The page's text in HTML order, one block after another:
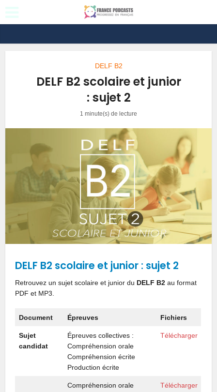
DELF B2
DELF B2 scolaire et junior
: sujet 2
1 minute(s) de lecture
DELF B2 scolaire et junior : sujet 2
Retrouvez un sujet scolaire et junior du DELF B2 au format
PDF et MP3.
Document Épreuves Fichiers
Sujet
candidat
Épreuves collectives :
Compréhension orale
Compréhension écrite
Production écrite
Télécharger
Compréhension orale Télécharger